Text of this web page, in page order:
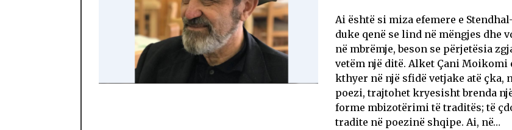
Ai është si miza efemere e
duke qenë se lind në mëngjes dhe
në mbrëmje, beson se përjetësia
vetëm një ditë. Alket Çani Moikomi
kthyer në një sfidë vetjake atë çka,
poezi, trajtohet kryesisht brenda
forme mbizotërimi të traditës; të
tradite në poezinë shqipe. Ai, në…